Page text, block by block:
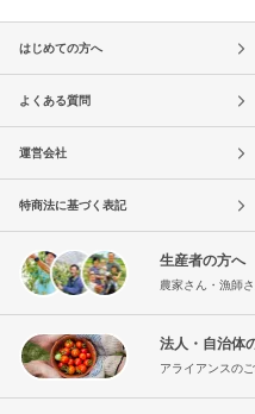
はじめての方へ
よくある質問
運営会社
特商法に基づく表記
生産者の方へ
農家さん・漁師
法人・自治体
アライアンスの